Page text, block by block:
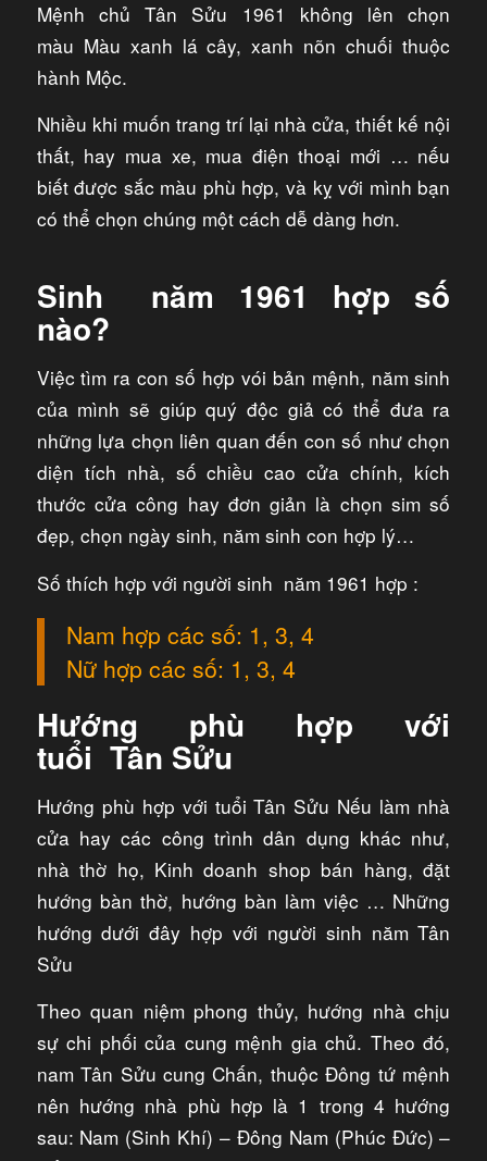
Mệnh chủ Tân Sửu 1961 không lên chọn
màu Màu xanh lá cây, xanh nõn chuối thuộc
hành Mộc.
Nhiều khi muốn trang trí lại nhà cửa, thiết kế nội
thất, hay mua xe, mua điện thoại mới … nếu
biết được sắc màu phù hợp, và kỵ với mình bạn
có thể chọn chúng một cách dễ dàng hơn.
Sinh năm 1961 hợp số
nào?
Việc tìm ra con số hợp vói bản mệnh, năm sinh
của mình sẽ giúp quý độc giả có thể đưa ra
những lựa chọn liên quan đến con số như chọn
diện tích nhà, số chiều cao cửa chính, kích
thước cửa công hay đơn giản là chọn sim số
đẹp, chọn ngày sinh, năm sinh con hợp lý…
Số thích hợp với người sinh năm 1961 hợp :
Nam hợp các số: 1, 3, 4
Nữ hợp các số: 1, 3, 4
Hướng phù hợp với
tuổi Tân Sửu
Hướng phù hợp với tuổi Tân Sửu Nếu làm nhà
cửa hay các công trình dân dụng khác như,
nhà thờ họ, Kinh doanh shop bán hàng, đặt
hướng bàn thờ, hướng bàn làm việc … Những
hướng dưới đây hợp với người sinh năm Tân
Sửu
Theo quan niệm phong thủy, hướng nhà chịu
sự chi phối của cung mệnh gia chủ. Theo đó,
nam Tân Sửu cung Chấn, thuộc Đông tứ mệnh
nên hướng nhà phù hợp là 1 trong 4 hướng
sau: Nam (Sinh Khí) – Đông Nam (Phúc Đức) –